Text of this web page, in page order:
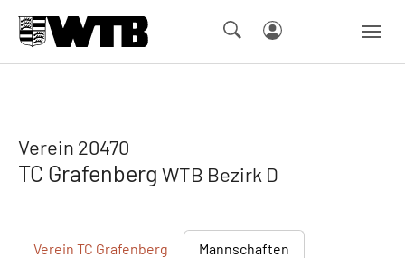
Verein 20470
TC Grafenberg WTB Bezirk D
Verein TC Grafenberg Mannschaften